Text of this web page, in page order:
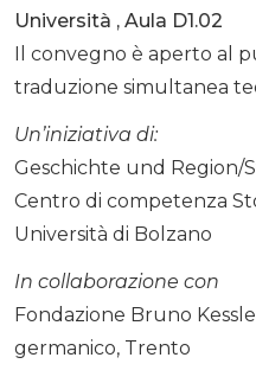
Università , Aula D1.02
Il convegno è aperto al
traduzione simultanea
Un’iniziativa di:
Geschichte und Region/
Centro di competenza
Università di Bolzano
In collaborazione con
Fondazione Bruno
germanico, Trento